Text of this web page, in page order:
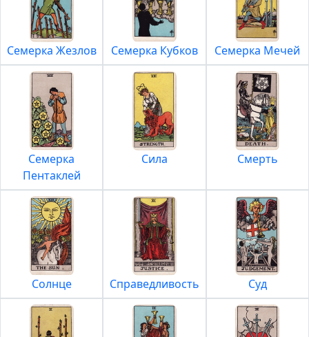
Семерка Жезлов Семерка Кубков Семерка Мечей
Семерка
Пентаклей
Сила Смерть
Солнце Справедливость Суд